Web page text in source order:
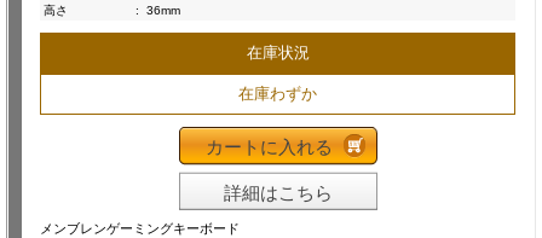
高さ
: 36mm
在庫状況
在庫わずか
カートに入れる
詳細はこちら
メンブレンゲーミングキーボード